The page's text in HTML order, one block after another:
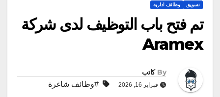
تسويق وظائف ادارية
تم فتح باب التوظيف لدى شركة
Aramex
By كاتب
فبراير 16, 2026 #وظائف شاغرة